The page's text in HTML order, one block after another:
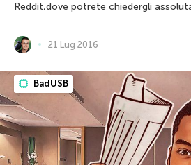
Reddit,dove potrete chiedergli
21 Lug 2016
BadUSB